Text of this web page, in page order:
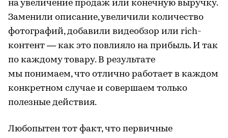
на увеличение продаж или конечную выручку.
Заменили описание, увеличили количество
фотографий, добавили видеобзор или rich-
контент — как это повлияло на прибыль. И так
по каждому товару. В результате
мы понимаем, что отлично работает в каждом
конкретном случае и совершаем только
полезные действия.
Любопытен тот факт, что первичные